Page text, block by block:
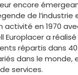
encore
de
en 1970
Europlacer a
répartis dans
dans le
services.